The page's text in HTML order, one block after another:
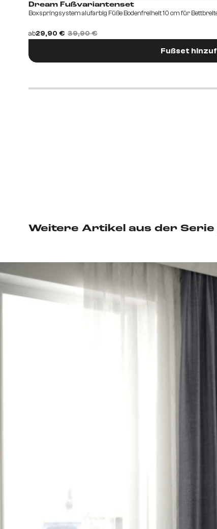
Dream Fußvariantenset
Boxspringsystem alufarbig Füße Bodenfreiheit 10 cm für
ab29,90 € 39,90 €
Fußset
Weitere Artikel aus der Serie